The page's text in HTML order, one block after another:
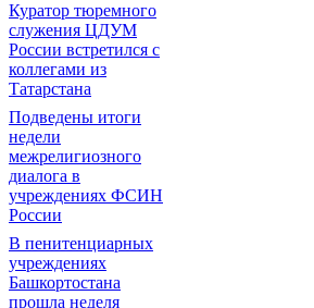
Куратор тюремного
служения ЦДУМ
России встретился с
коллегами из
Татарстана
Подведены итоги
недели
межрелигиозного
диалога в
учреждениях ФСИН
России
В пенитенциарных
учреждениях
Башкортостана
прошла неделя